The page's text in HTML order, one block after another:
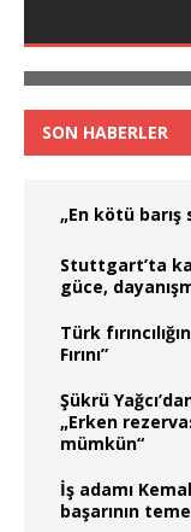
SON HABERLER
„En kötü
Stuttgart’ta
güce,
Türk
Fırını”
Şükrü
„Erken
mümkün“
İş adamı
başarının